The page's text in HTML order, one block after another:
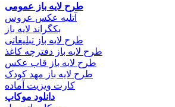
طرح لایه باز عمومی
آتلیه عکس عروس
بکگراند لایه باز
طرح لایه باز تبلیغاتی
طرح لایه باز دفترچه کاغذ
طرح لایه باز قاب عکس
طرح لایه باز مهد کودک
کارت ویزیت آماده
دانلود موکاپ